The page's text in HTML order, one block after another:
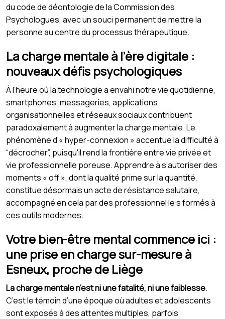
du code de déontologie de la Commission des
Psychologues, avec un souci permanent de mettre la
personne au centre du processus thérapeutique.
La charge mentale à l’ère digitale :
nouveaux défis psychologiques
À l’heure où la technologie a envahi notre vie quotidienne,
smartphones, messageries, applications
organisationnelles et réseaux sociaux contribuent
paradoxalement à augmenter la charge mentale. Le
phénomène d’« hyper-connexion » accentue la difficulté à
“décrocher”, puisqu'il rend la frontière entre vie privée et
vie professionnelle poreuse. Apprendre à s’autoriser des
moments « off », dont la qualité prime sur la quantité,
constitue désormais un acte de résistance salutaire,
accompagné en cela par des professionnel·le·s formés à
ces outils modernes.
Votre bien-être mental commence ici :
une prise en charge sur-mesure à
Esneux, proche de Liège
La charge mentale n’est ni une fatalité, ni une faiblesse.
C’est le témoin d’une époque où adultes et adolescents
sont exposés à des attentes multiples, parfois